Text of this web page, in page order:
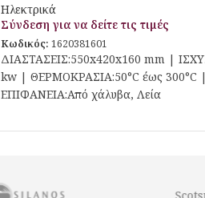
Ηλεκτρικά
Σύνδεση για να δείτε τις τιμές
Κωδικός: 1620381601
ΔΙΑΣΤΑΣΕΙΣ:550x420x160 mm |
kw | ΘΕΡΜΟΚΡΑΣΙΑ:50°C έως 300°C |
ΕΠΙΦΑΝΕΙΑ:Από χάλυβα, Λεία